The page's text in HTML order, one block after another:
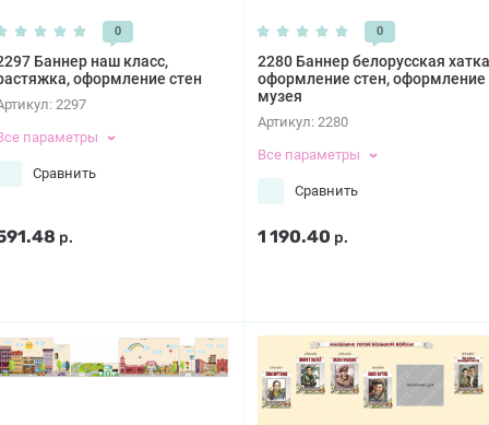
0
Баннер наш класс,
оформление стен
2297
параметры
Сравнить
р.
0
2280 Баннер белорусская
оформление стен, оформление
музея
Артикул: 2280
Все параметры
Сравнить
1 190.40 р.